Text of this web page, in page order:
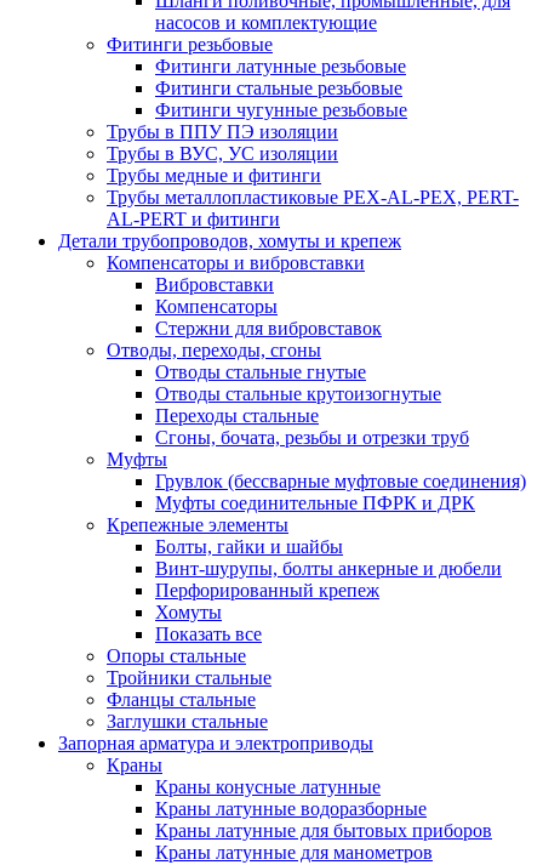
насосов и комплектующие
Фитинги резьбовые
Фитинги латунные резьбовые
Фитинги стальные резьбовые
Фитинги чугунные резьбовые
Трубы в ППУ ПЭ изоляции
Трубы в ВУС, УС изоляции
Трубы медные и фитинги
Трубы металлопластиковые PEX-AL-PEX, PERT-
AL-PERT и фитинги
Детали трубопроводов, хомуты и крепеж
Компенсаторы и вибровставки
Вибровставки
Компенсаторы
Стержни для вибровставок
Отводы, переходы, сгоны
Отводы стальные гнутые
Отводы стальные крутоизогнутые
Переходы стальные
Сгоны, бочата, резьбы и отрезки труб
Муфты
Грувлок (бессварные муфтовые соединения)
Муфты соединительные ПФРК и ДРК
Крепежные элементы
Болты, гайки и шайбы
Винт-шурупы, болты анкерные и дюбели
Перфорированный крепеж
Хомуты
Показать все
Опоры стальные
Тройники стальные
Фланцы стальные
Заглушки стальные
Запорная арматура и электроприводы
Краны
Краны конусные латунные
Краны латунные водоразборные
Краны латунные для бытовых приборов
Краны латунные для манометров